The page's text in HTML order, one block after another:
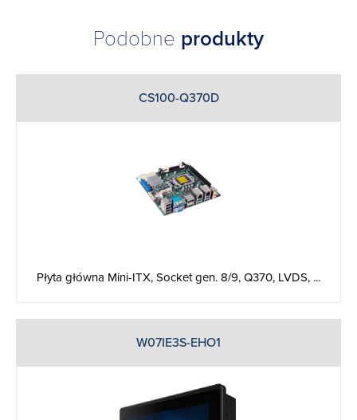
Podobne produkty
CS100-Q370D
Płyta główna Mini-ITX, Socket gen. 8/9, Q370, LVDS, ...
W07IE3S-­EHO1